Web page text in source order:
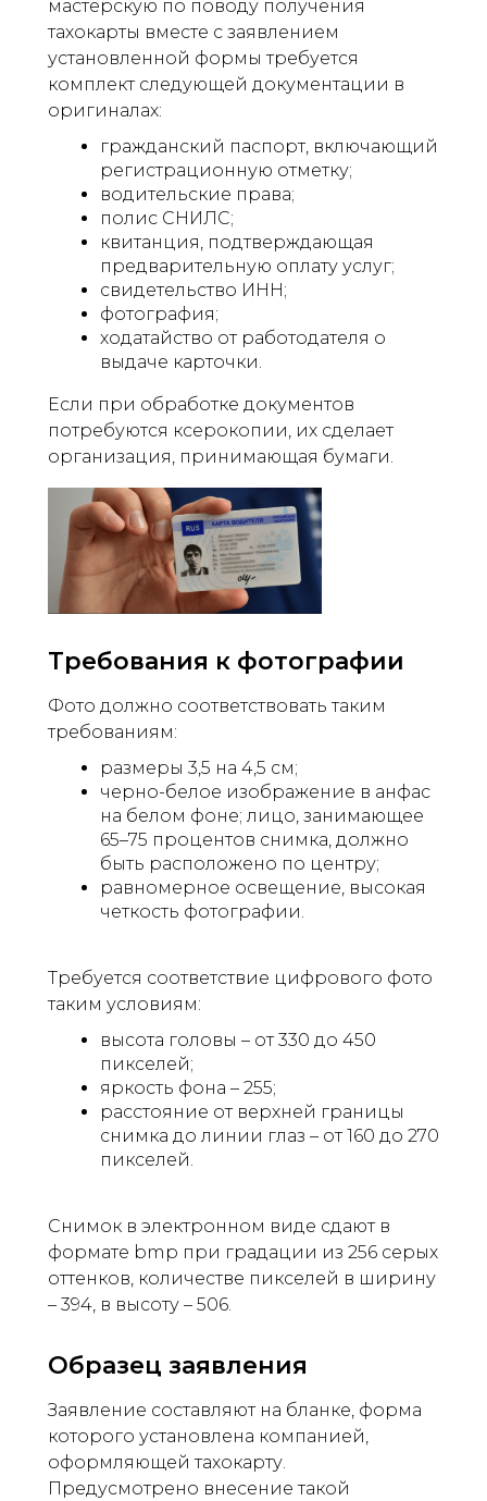
мастерскую по поводу получения
тахокарты вместе с заявлением
установленной формы требуется
комплект следующей документации в
оригиналах:
гражданский паспорт, включающий
регистрационную отметку;
водительские права;
полис СНИЛС;
квитанция, подтверждающая
предварительную оплату услуг;
свидетельство ИНН;
фотография;
ходатайство от работодателя о
выдаче карточки.
Если при обработке документов
потребуются ксерокопии, их сделает
организация, принимающая бумаги.
Требования к фотографии
Фото должно соответствовать таким
требованиям:
размеры 3,5 на 4,5 см;
черно-белое изображение в анфас
на белом фоне; лицо, занимающее
65–75 процентов снимка, должно
быть расположено по центру;
равномерное освещение, высокая
четкость фотографии.
Требуется соответствие цифрового фото
таким условиям:
высота головы – от 330 до 450
пикселей;
яркость фона – 255;
расстояние от верхней границы
снимка до линии глаз – от 160 до 270
пикселей.
Снимок в электронном виде сдают в
формате bmp при градации из 256 серых
оттенков, количестве пикселей в ширину
– 394, в высоту – 506.
Образец заявления
Заявление составляют на бланке, форма
которого установлена компанией,
оформляющей тахокарту.
Предусмотрено внесение такой